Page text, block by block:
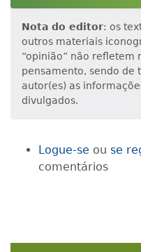
Nota do editor: os
outros materiais
“opinião” não refletem
pensamento, sendo de
autor(es) as
divulgados.
Logue-se ou se
comentários